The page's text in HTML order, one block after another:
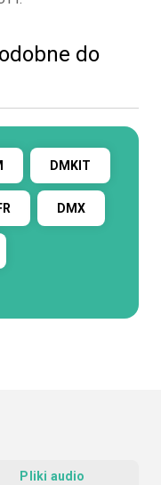
do
DMKIT
DMX
Pliki audio